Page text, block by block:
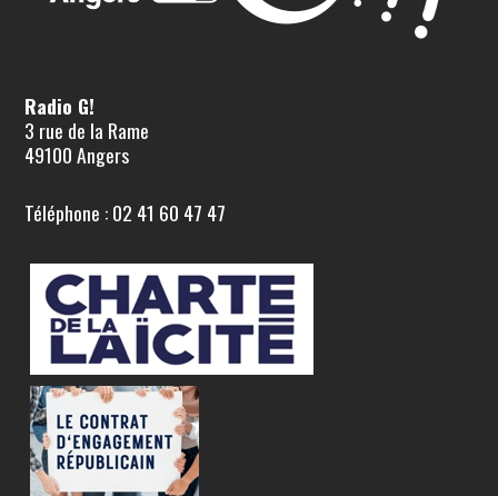
Radio G!
3 rue de la Rame
49100 Angers
Téléphone : 02 41 60 47 47